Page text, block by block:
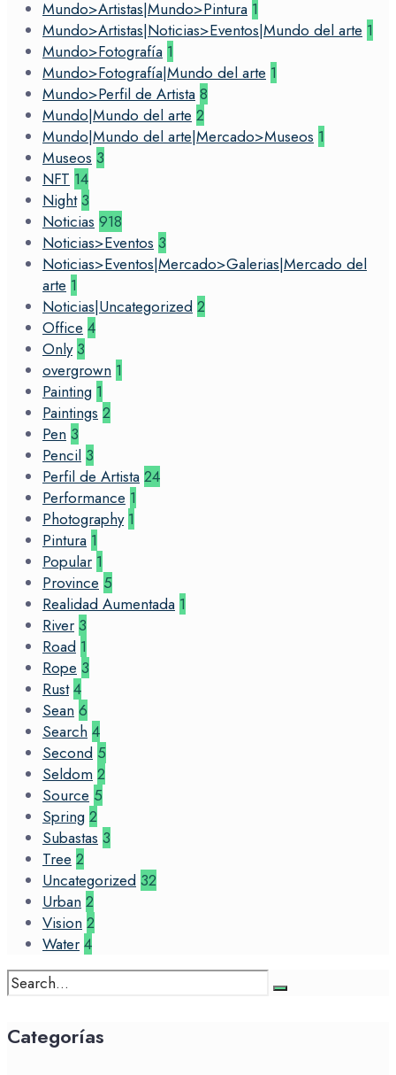
Mundo>Artistas|Mundo>Pintura 1
Mundo>Artistas|Noticias>Eventos|Mundo del arte 1
Mundo>Fotografía 1
Mundo>Fotografía|Mundo del arte 1
Mundo>Perfil de Artista 8
Mundo|Mundo del arte 2
Mundo|Mundo del arte|Mercado>Museos 1
Museos 3
NFT 14
Night 3
Noticias 918
Noticias>Eventos 3
Noticias>Eventos|Mercado>Galerias|Mercado del
arte 1
Noticias|Uncategorized 2
Office 4
Only 3
overgrown 1
Painting 1
Paintings 2
Pen 3
Pencil 3
Perfil de Artista 24
Performance 1
Photography 1
Pintura 1
Popular 1
Province 5
Realidad Aumentada 1
River 3
Road 1
Rope 3
Rust 4
Sean 6
Search 4
Second 5
Seldom 2
Source 5
Spring 2
Subastas 3
Tree 2
Uncategorized 32
Urban 2
Vision 2
Water 4
Search
for:
Categorías